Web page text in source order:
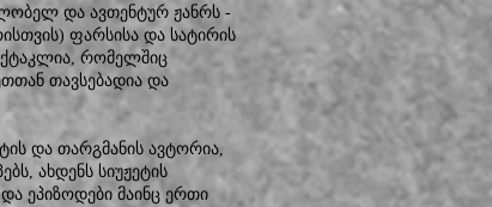
და ავთენტურ ჟანრს -
ფარსისა და სატირის
რომელშიც
თავსებადია და
და თარგმანის ავტორია,
ახდენს სიუჟეტის
ეპიზოდები მაინც ერთი